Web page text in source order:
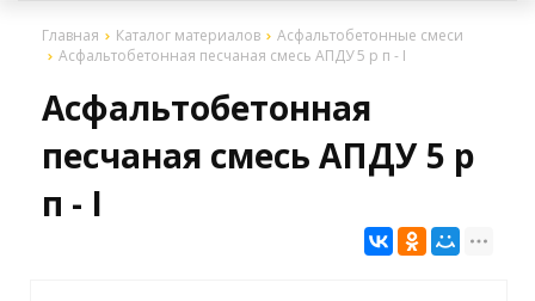
Главная Каталог материалов
Асфальтобетонные смеси
Асфальтобетонная песчаная смесь АПДУ 5 р п - I
Асфальтобетонная
песчаная смесь АПДУ 5 р
п - I